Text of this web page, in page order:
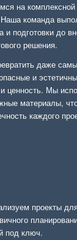
на комплексной
команда
и подготовки до
решения.
даже
и
ценность. Мы
материалы,
каждого
проекты
под ключ.